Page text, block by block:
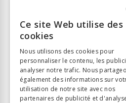
ISBN
9782889146819
Langue
Nombre de pages
160
Parution
1 oct. 2019
Format
12 x 18
Type de livre
Monographie
Ce site Web utilise des
cookies
Nous utilisons des cookies pour
personnaliser le contenu, les
analyser notre trafic. Nous
également des informations sur
utilisation de notre site avec nos
partenaires de publicité et